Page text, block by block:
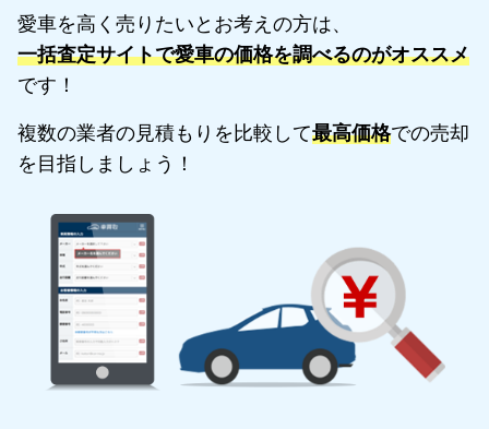
愛車を高く売りたいとお考えの方は、
一括査定サイトで愛車の価格を調べるのがオススメ
です！
複数の業者の見積もりを比較して最高価格での売却
を目指しましょう！